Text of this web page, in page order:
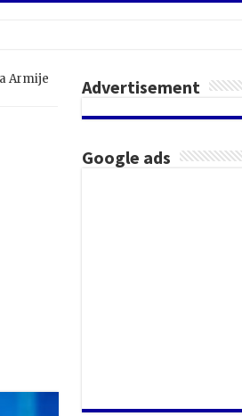
Armije
Advertisement
Google ads